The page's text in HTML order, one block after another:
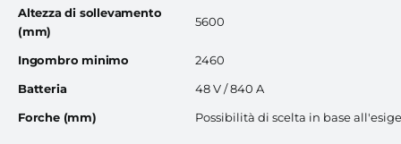
Altezza di sollevamento
(mm)
5600
Ingombro minimo
2460
Batteria
48 V / 840 A
Forche (mm)
Possibilità di scelta in base